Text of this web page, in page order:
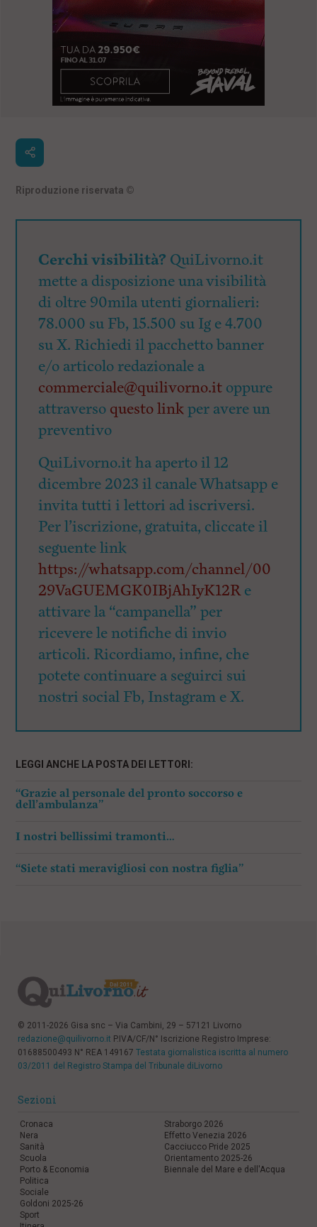
Riproduzione riservata ©
Cerchi visibilità? QuiLivorno.it
mette a disposizione una visibilità
di oltre 90mila utenti giornalieri:
78.000 su Fb, 15.500 su Ig e 4.700
su X. Richiedi il pacchetto banner
e/o articolo redazionale a
commerciale@quilivorno.it oppure
attraverso questo linkper avere un
preventivo
QuiLivorno.it ha aperto il 12
dicembre 2023 il canale Whatsapp e
invita tutti i lettori ad iscriversi.
Per l’iscrizione, gratuita, cliccate il
seguente link
https://whatsapp.com/channel/00
29VaGUEMGK0IBjAhIyK12Re
attivare la “campanella” per
ricevere le notifiche di invio
articoli. Ricordiamo, infine, che
potete continuare a seguirci sui
nostri social Fb, Instagram e X.
LEGGI ANCHE LA POSTA DEI LETTORI:
“Grazie al personale del pronto soccorso e
dell’ambulanza”
I nostri bellissimi tramonti…
“Siete stati meravigliosi con nostra figlia”
© 2011-2026 Gisa snc – Via Cambini, 29 – 57121 Livorno
redazione@quilivorno.it P.IVA/CF/N° Iscrizione Registro Imprese:
01688500493 N° REA 149167 Testata giornalistica iscritta al numero
03/2011 del Registro Stampa del Tribunale diLivorno
Sezioni
Cronaca
Nera
Sanità
Scuola
Porto & Economia
Politica
Sociale
Goldoni 2025-26
Sport
Straborgo 2026
Effetto Venezia 2026
Cacciucco Pride 2025
Orientamento 2025-26
Biennale del Mare e dell'Acqua